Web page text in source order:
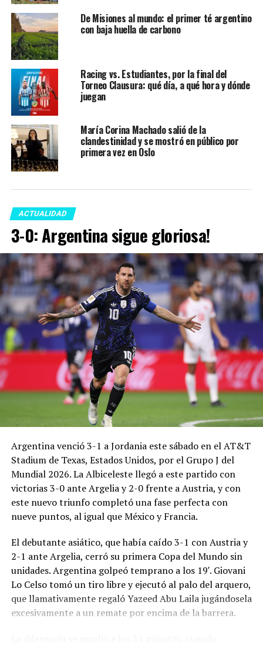
De Misiones al mundo: el primer té argentino
con baja huella de carbono
Racing vs. Estudiantes, por la final del
Torneo Clausura: qué día, a qué hora y dónde
juegan
María Corina Machado salió de la
clandestinidad y se mostró en público por
primera vez en Oslo
ACTUALIDAD
3-0: Argentina sigue gloriosa!
Argentina venció 3-1 a Jordania este sábado en el AT&T
Stadium de Texas, Estados Unidos, por el Grupo J del
Mundial 2026. La Albiceleste llegó a este partido con
victorias 3-0 ante Argelia y 2-0 frente a Austria, y con
este nuevo triunfo completó una fase perfecta con
nueve puntos, al igual que México y Francia.
El debutante asiático, que había caído 3-1 con Austria y
2-1 ante Argelia, cerró su primera Copa del Mundo sin
unidades. Argentina golpeó temprano a los 19′. Giovani
Lo Celso tomó un tiro libre y ejecutó al palo del arquero,
que llamativamente regaló Yazeed Abu Laila jugándosela
excesivamente a un remate por encima de la barrera.